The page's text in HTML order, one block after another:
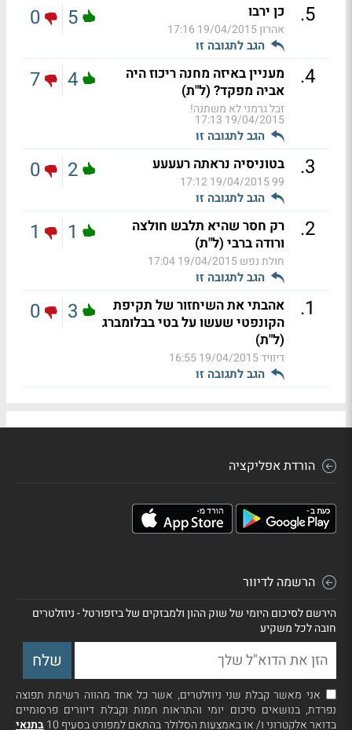
5
. כן ירבו
אהרון19/04/2015 17:16
הגב לתגובה זו
5
0
4
.
מעניין באיזה מחנה ריכוז היה
אביה מפקד? (ל"ת)
זבל גרמני לא משתנה!
19/04/2015 17:13
הגב לתגובה זו
4
7
3
. בטוניסיה נראתה רעעעע
99
19/04/2015 17:12
הגב לתגובה זו
2
0
2
.
רק חסר שהיא תלבש חולצה
ורודה ברבי (ל"ת)
חולת נפש19/04/2015 17:04
הגב לתגובה זו
1
1
1
.
אהבתי את השיחזור של תקיפת
הקונפטי שעשו על בטי בבלומברג
(ל"ת)
דיוויד19/04/2015 16:55
הגב לתגובה זו
3
0
הורדת אפליקציה
הרשמה לדיוור
הירשם לסיכום היומי של שוק ההון ולמבזקים של ביזפורטל - ניוזלטרים
חובה לכל משקיע
אני מאשר קבלת שני ניוזלטרים, אשר כל אחד מהווה רשימת תפוצה
נפרדת, בנושאים סיכום יומי והתראות חמות וקבלת דיוורים פרסומיים
בדואר אלקטרוני ו/ או באמצעות הסלולר בהתאם למפורט בסעיף 10
בתנאי